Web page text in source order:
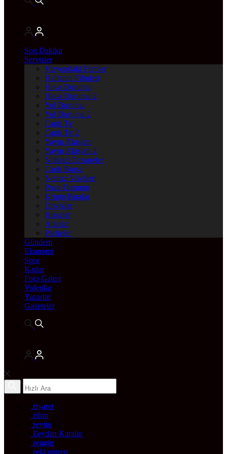
Son Dakika
Servisler
Vizyondaki Filmler
Haftanin Filmleri
Hava Durumu
Hava Durumu 2
Yol Durumu
Yol Durumu 2
Canlı Tv
Canlı Tv 2
Yayın Akışları
Yayın Akışları 2
Nöbetçi Eczaneler
Canlı Borsa
Namaz Vakitleri
Puan Durumu
Kripto Paralar
Dövizler
Hisseler
Altınlar
Pariteler
Gündem
Ekonomi
Spor
Kadın
Foto Galeri
Videolar
Yazarlar
Gazeteler
ziyaret
zihin
zeytin
Zeydan Karalar
zengin
zeki müren